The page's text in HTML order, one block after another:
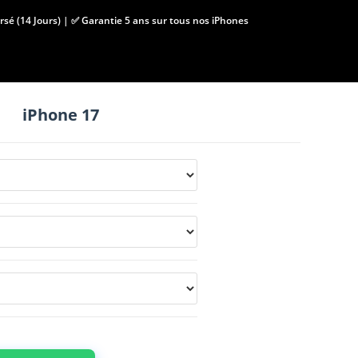
(14 Jours) | ✅ Garantie 5 ans sur tous nos iPhones
iPhone 17